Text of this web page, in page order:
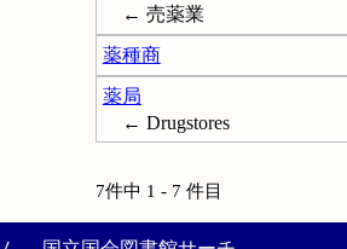
← 売薬業
薬種商
薬局
← Drugstores
7件中 1 - 7 件目